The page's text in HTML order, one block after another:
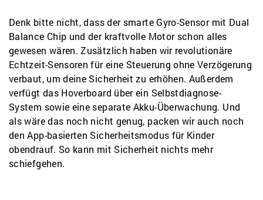
Denk bitte nicht, dass der smarte Gyro-Sensor mit Dual
Balance Chip und der kraftvolle Motor schon alles
gewesen wären. Zusätzlich haben wir revolutionäre
Echtzeit-Sensoren für eine Steuerung ohne Verzögerung
verbaut, um deine Sicherheit zu erhöhen. Außerdem
verfügt das Hoverboard über ein Selbstdiagnose-
System sowie eine separate Akku-Überwachung. Und
als wäre das noch nicht genug, packen wir auch noch
den App-basierten Sicherheitsmodus für Kinder
obendrauf. So kann mit Sicherheit nichts mehr
schiefgehen.